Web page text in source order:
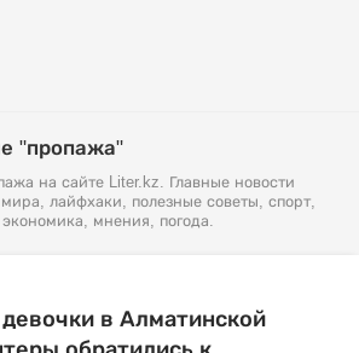
"пропажа"
на сайте Liter.kz. Главные новости
мира, лайфхаки, полезные советы, спорт,
мнения, погода.
в Алматинской